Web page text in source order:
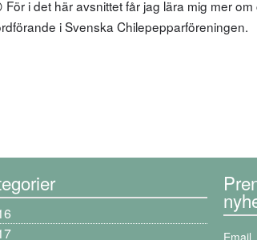
i det här avsnittet får jag lära mig mer
i Svenska Chilepepparföreningen.
Email